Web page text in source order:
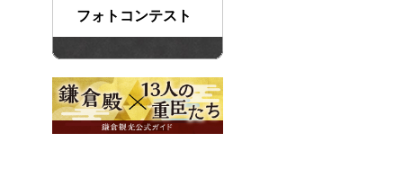
フォトコンテスト